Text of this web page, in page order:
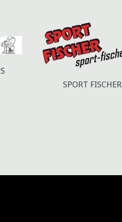
SPORT FISCHER